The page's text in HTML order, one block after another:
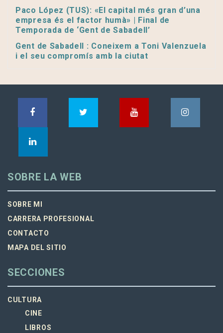
Paco López (TUS): «El capital més gran d’una
empresa és el factor humà» | Final de
Temporada de ‘Gent de Sabadell’
Gent de Sabadell : Coneixem a Toni Valenzuela
i el seu compromís amb la ciutat
SOBRE LA WEB
SOBRE MI
CARRERA PROFESIONAL
CONTACTO
MAPA DEL SITIO
SECCIONES
CULTURA
CINE
LIBROS